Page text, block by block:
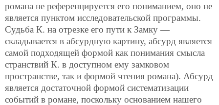
романа не референцируется его пониманием, оно не
является пунктом исследовательской программы.
Судьба К. на отрезке его пути к Замку —
складывается в абсурдную картину, абсурд является
самой подходящей формой как понимания смысла
странствий К. в доступном ему замковом
пространстве, так и формой чтения романа). Абсурд
является достаточной формой систематизации
событий в романе, поскольку основанием нашего